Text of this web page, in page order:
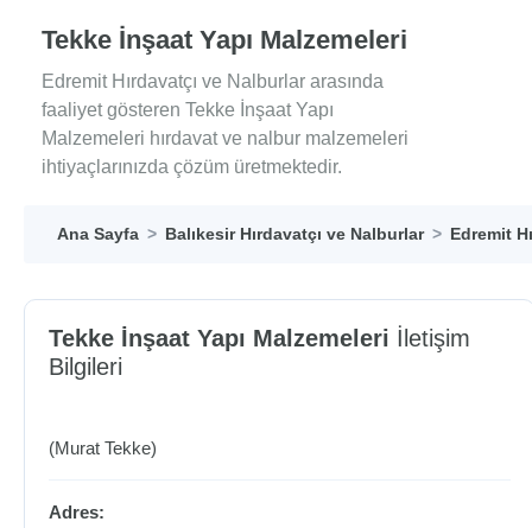
Tekke İnşaat Yapı Malzemeleri
Edremit Hırdavatçı ve Nalburlar arasında
faaliyet gösteren Tekke İnşaat Yapı
Malzemeleri hırdavat ve nalbur malzemeleri
ihtiyaçlarınızda çözüm üretmektedir.
Ana Sayfa Balıkesir Hırdavatçı ve Nalburlar Edremit
Tekke İnşaat Yapı Malzemeleri İletişim
Bilgileri
(Murat Tekke)
Adres: